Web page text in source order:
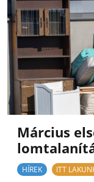
Március
HÍREK ITT